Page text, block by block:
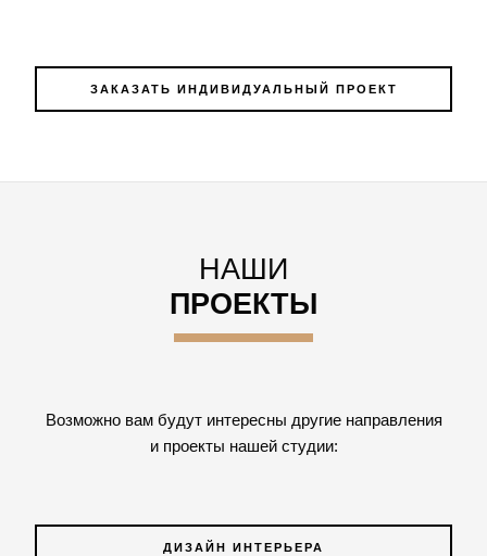
ЗАКАЗАТЬ ИНДИВИДУАЛЬНЫЙ ПРОЕКТ
НАШИ
ПРОЕКТЫ
Возможно вам будут интересны другие направления
и проекты нашей студии:
ДИЗАЙН ИНТЕРЬЕРА